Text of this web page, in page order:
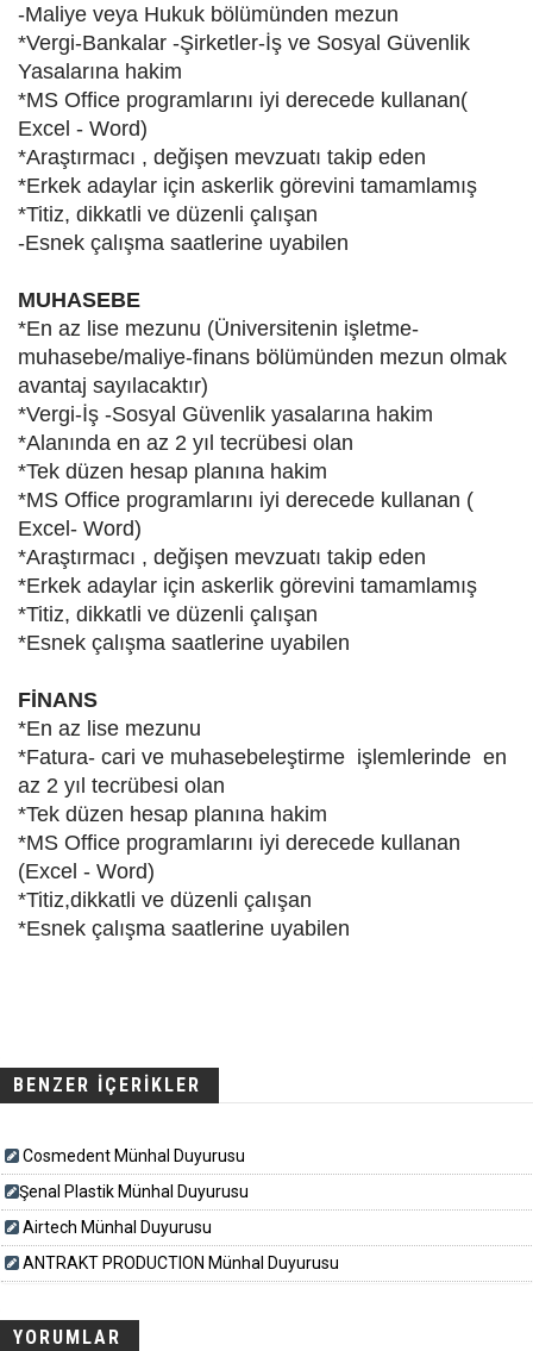
-Maliye veya Hukuk bölümünden mezun
*Vergi-Bankalar -Şirketler-İş ve Sosyal Güvenlik
Yasalarına hakim
*MS Office programlarını iyi derecede kullanan(
Excel - Word)
*Araştırmacı , değişen mevzuatı takip eden
*Erkek adaylar için askerlik görevini tamamlamış
*Titiz, dikkatli ve düzenli çalışan
-Esnek çalışma saatlerine uyabilen
MUHASEBE
*En az lise mezunu (Üniversitenin işletme-
muhasebe/maliye-finans bölümünden mezun olmak
avantaj sayılacaktır)
*Vergi-İş -Sosyal Güvenlik yasalarına hakim
*Alanında en az 2 yıl tecrübesi olan
*Tek düzen hesap planına hakim
*MS Office programlarını iyi derecede kullanan (
Excel- Word)
*Araştırmacı , değişen mevzuatı takip eden
*Erkek adaylar için askerlik görevini tamamlamış
*Titiz, dikkatli ve düzenli çalışan
*Esnek çalışma saatlerine uyabilen
FİNANS
*En az lise mezunu
*Fatura- cari ve muhasebeleştirme işlemlerinde en
az 2 yıl tecrübesi olan
*Tek düzen hesap planına hakim
*MS Office programlarını iyi derecede kullanan
(Excel - Word)
*Titiz,dikkatli ve düzenli çalışan
*Esnek çalışma saatlerine uyabilen
BENZER İÇERİKLER
Cosmedent Münhal Duyurusu
​​​Şenal Plastik Münhal Duyurusu
Airtech Münhal Duyurusu
ANTRAKT PRODUCTION Münhal Duyurusu
YORUMLAR